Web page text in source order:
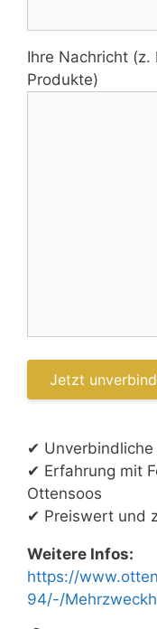
Ihre Nachricht
Produkte)
✔ Unverbindliche
✔ Erfahrung mit
Ottensoos
✔ Preiswert und
Weitere Infos:
https://
94/-/